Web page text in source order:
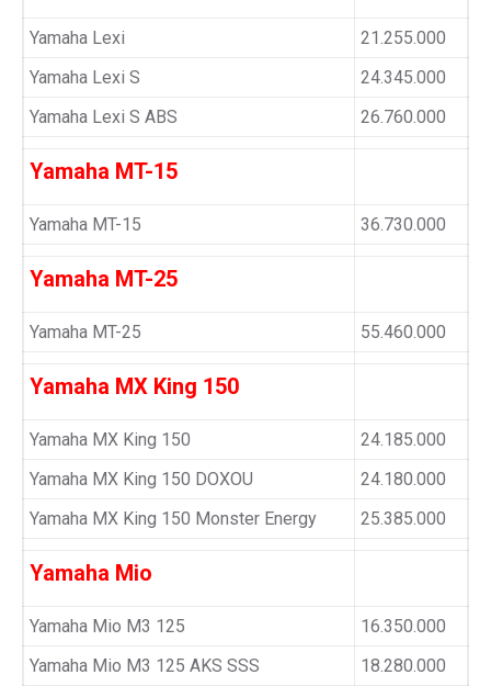
Yamaha Lexi
21.255.000
Yamaha Lexi S
24.345.000
Yamaha Lexi S ABS
26.760.000
Yamaha MT-15
Yamaha MT-15 36.730.000
Yamaha MT-25
Yamaha MT-25 55.460.000
Yamaha MX King 150
Yamaha MX King 150
24.185.000
Yamaha MX King 150 DOXOU
24.180.000
Yamaha MX King 150 Monster Energy
25.385.000
Yamaha Mio
Yamaha Mio M3 125
16.350.000
Yamaha Mio M3 125 AKS SSS
18.280.000